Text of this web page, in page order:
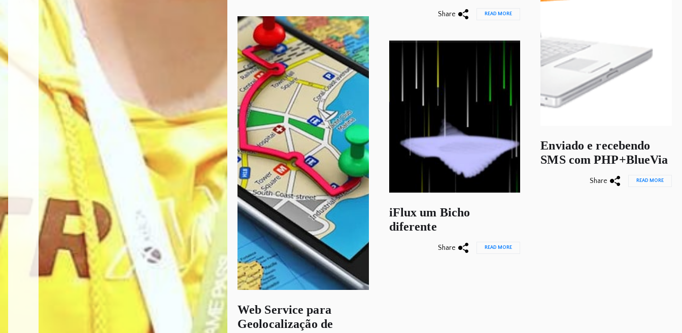
Share READ MORE
Enviado e recebendo
SMS com PHP+BlueVia
Share READ MORE
Web Service para
Geolocalização de
iFlux um Bicho
diferente
Share READ MORE